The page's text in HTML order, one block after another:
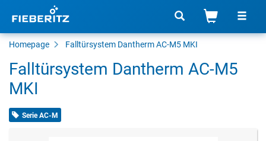
Homepage Falltürsystem Dantherm AC-M5 MKI
Falltürsystem Dantherm AC-M5
MKI
Serie AC-M